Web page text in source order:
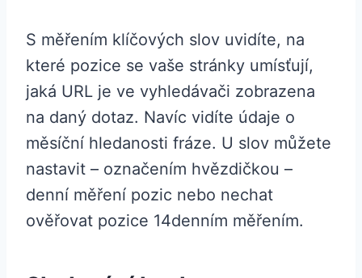
S měřením klíčových slov uvidíte, na
které pozice se vaše stránky umísťují,
jaká URL je ve vyhledávači zobrazena
na daný dotaz. Navíc vidíte údaje o
měsíční hledanosti fráze. U slov můžete
nastavit – označením hvězdičkou –
denní měření pozic nebo nechat
ověřovat pozice 14denním měřením.